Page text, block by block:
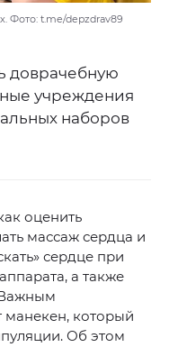
Фото: t.me/depzdrav89
доврачебную
учреждения
наборов
оценить
массаж сердца и
сердце при
а также
Важным
манекен, который
Об этом